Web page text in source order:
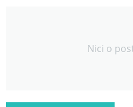
Nici o